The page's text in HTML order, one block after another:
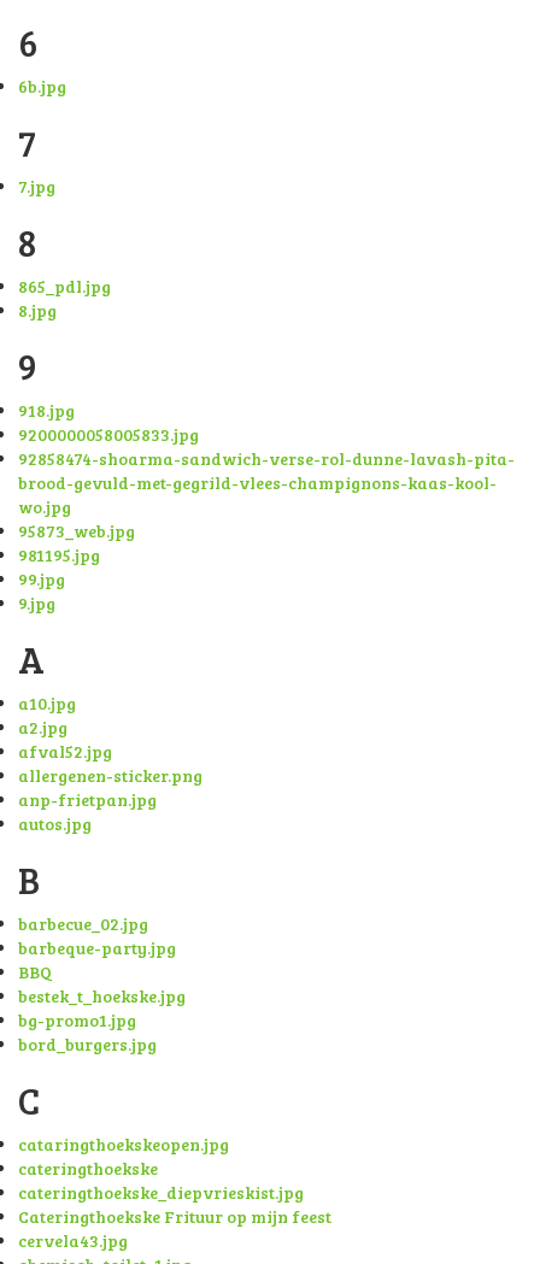
6
6b.jpg
7
7.jpg
8
865_pdl.jpg
8.jpg
9
918.jpg
9200000058005833.jpg
92858474-shoarma-sandwich-verse-rol-dunne-lavash-pita-
brood-gevuld-met-gegrild-vlees-champignons-kaas-kool-
wo.jpg
95873_web.jpg
981195.jpg
99.jpg
9.jpg
A
a10.jpg
a2.jpg
afval52.jpg
allergenen-sticker.png
anp-frietpan.jpg
autos.jpg
B
barbecue_02.jpg
barbeque-party.jpg
BBQ
bestek_t_hoekske.jpg
bg-promo1.jpg
bord_burgers.jpg
C
cataringthoekskeopen.jpg
cateringthoekske
cateringthoekske_diepvrieskist.jpg
Cateringthoekske Frituur op mijn feest
cervela43.jpg